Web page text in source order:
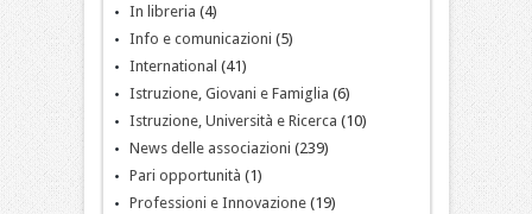
In libreria (4)
Info e comunicazioni (5)
International (41)
Istruzione, Giovani e Famiglia (6)
Istruzione, Università e Ricerca (10)
News delle associazioni (239)
Pari opportunità (1)
Professioni e Innovazione(19)